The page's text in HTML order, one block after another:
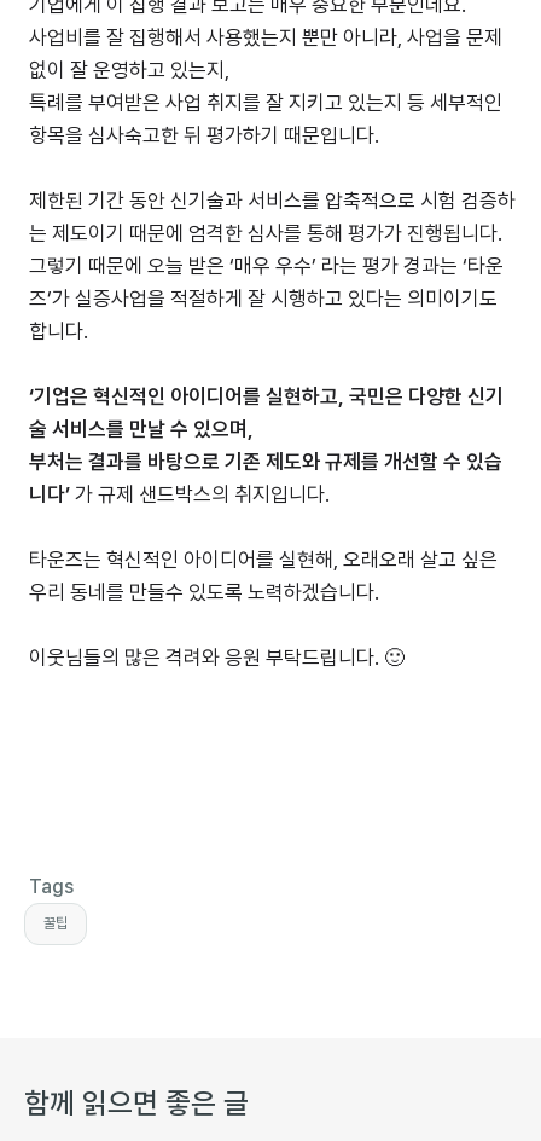
기업에게 이 집행 결과 보고는 매우 중요한 부분인데요.
사업비를 잘 집행해서 사용했는지 뿐만 아니라, 사업을 문제
없이 잘 운영하고 있는지,
특례를 부여받은 사업 취지를 잘 지키고 있는지 등 세부적인
항목을 심사숙고한 뒤 평가하기 때문입니다.
제한된 기간 동안 신기술과 서비스를 압축적으로 시험 검증하
는 제도이기 때문에 엄격한 심사를 통해 평가가 진행됩니다.
그렇기 때문에 오늘 받은 ‘매우 우수’ 라는 평가 경과는 ‘타운
즈’가 실증사업을 적절하게 잘 시행하고 있다는 의미이기도
합니다.
‘기업은 혁신적인 아이디어를 실현하고, 국민은 다양한 신기
술 서비스를 만날 수 있으며,
부처는 결과를 바탕으로 기존 제도와 규제를 개선할 수 있습
니다’ 가 규제 샌드박스의 취지입니다.
타운즈는 혁신적인 아이디어를 실현해, 오래오래 살고 싶은
우리 동네를 만들수 있도록 노력하겠습니다.
이웃님들의 많은 격려와 응원 부탁드립니다. 🙂
Tags
꿀팁
함께 읽으면 좋은 글